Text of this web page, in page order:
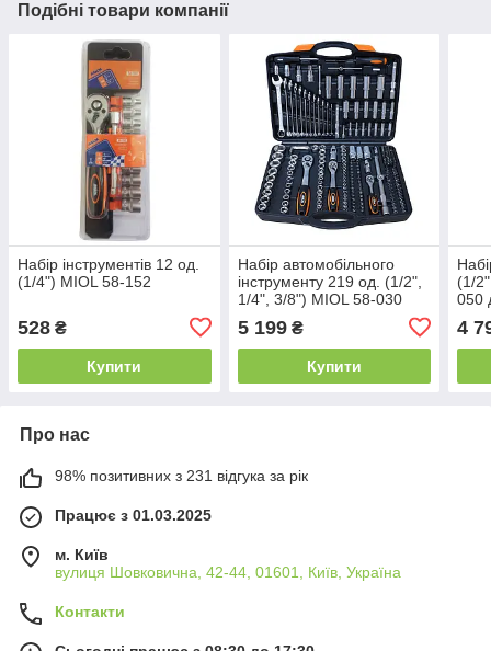
Подібні товари компанії
Набір інструментів 12 од.
(1/4") MIOL 58-152
528 ₴
Купити
Набір автомобільного
інструменту 219 од. (1/2",
1/4", 3/8") MIOL 58-030
5 199₴
Купити
(1/
050
4
Про нас
98% позитивних з 231 відгука за рік
Працює з 01.03.2025
м. Київ
вулиця Шовковична, 42-44, 01601, Київ, Україна
Контакти